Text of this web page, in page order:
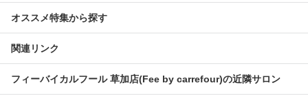
オススメ特集から探す
関連リンク
フィーバイカルフール 草加店(Fee by carrefour)の近隣サロン